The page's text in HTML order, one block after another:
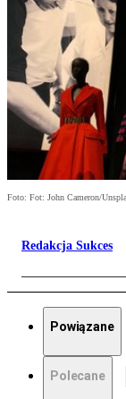
Foto: Fot: John Cameron/
Redakcja Sukces
Powiązane
Polecane